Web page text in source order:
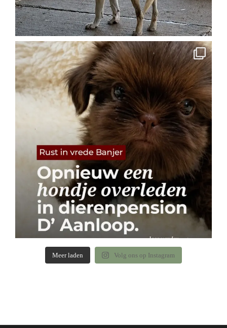
Meer laden Volg ons op Instagram